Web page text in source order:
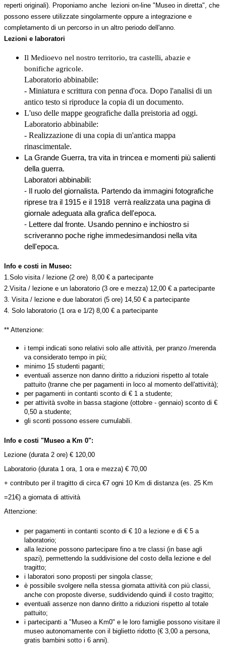
reperti originali). Proponiamo anche lezioni on-line "Museo in diretta", che
possono essere utilizzate singolarmente oppure a integrazione e
completamento di un percorso in un altro periodo dell'anno.
Lezioni e laboratori
Il Medioevo nel nostro territorio, tra castelli, abazie e
bonifiche agricole.
Laboratorio abbinabile:
- Miniatura e scrittura con penna d'oca. Dopo l'analisi di un
antico testo si riproduce la copia di un documento.
L'uso delle mappe geografiche dalla preistoria ad oggi.
Laboratorio abbinabile:
- Realizzazione di una copia di un'antica mappa
rinascimentale.
La Grande Guerra, tra vita in trincea e momenti più salienti
della guerra.
Laboratori abbinabili:
- Il ruolo del giornalista. Partendo da immagini fotografiche
riprese tra il 1915 e il 1918 verrà realizzata una pagina di
giornale adeguata alla grafica dell'epoca.
- Lettere dal fronte. Usando pennino e inchiostro si
scriveranno poche righe immedesimandosi nella vita
dell'epoca.
Info e costi in Museo:
1.Solo visita / lezione (2 ore) 8,00 € a partecipante
2.Visita / lezione e un laboratorio (3 ore e mezza) 12,00 € a partecipante
3. Visita / lezione e due laboratori (5 ore) 14,50 € a partecipante
4. Solo laboratorio (1 ora e 1/2) 8,00 € a partecipante
** Attenzione:
i tempi indicati sono relativi solo alle attività, per pranzo /merenda
va considerato tempo in più;
minimo 15 studenti paganti;
eventuali assenze non danno diritto a riduzioni rispetto al totale
pattuito (tranne che per pagamenti in loco al momento dell'attività);
per pagamenti in contanti sconto di € 1 a studente;
per attività svolte in bassa stagione (ottobre - gennaio) sconto di €
0,50 a studente;
gli sconti possono essere cumulabili.
Info e costi "Museo a Km 0":
Lezione (durata 2 ore) € 120,00
Laboratorio (durata 1 ora, 1 ora e mezza) € 70,00
+ contributo per il tragitto di circa €7 ogni 10 Km di distanza (es. 25 Km
=21€) a giornata di attività
Attenzione:
per pagamenti in contanti sconto di € 10 a lezione e di € 5 a
laboratorio;
alla lezione possono partecipare fino a tre classi (in base agli
spazi), permettendo la suddivisione del costo della lezione e del
tragitto;
i laboratori sono proposti per singola classe;
è possibile svolgere nella stessa giornata attività con più classi,
anche con proposte diverse, suddividendo quindi il costo tragitto;
eventuali assenze non danno diritto a riduzioni rispetto al totale
pattuito;
i partecipanti a "Museo a Km0" e le loro famiglie possono visitare il
museo autonomamente con il biglietto ridotto (€ 3,00 a persona,
gratis bambini sotto i 6 anni).